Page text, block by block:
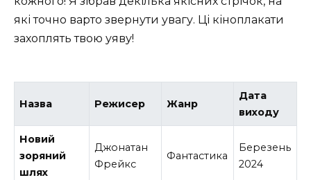
які точно варто звернути увагу. Ці кіноплакати
захоплять твою уяву!
Назва Режисер Жанр
Дата
виходу
Новий
зоряний
шлях
Джонатан
Фрейкс
Фантастика
Березень
2024